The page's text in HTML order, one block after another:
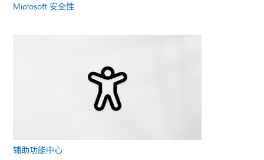
Microsoft 安全性
辅助功能中心